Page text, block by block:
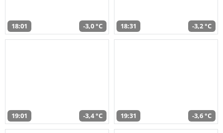
18:01 -3,0 °C 18:31 -3,2 °C
19:01 -3,4 °C 19:31 -3,6 °C